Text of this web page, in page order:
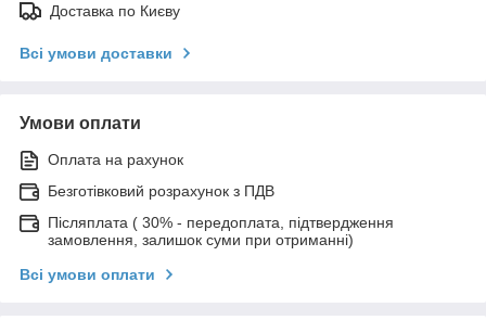
Доставка по Києву
Всі умови доставки
Умови оплати
Оплата на рахунок
Безготівковий розрахунок з ПДВ
Післяплата ( 30% - передоплата, підтвердження
замовлення, залишок суми при отриманні)
Всі умови оплати